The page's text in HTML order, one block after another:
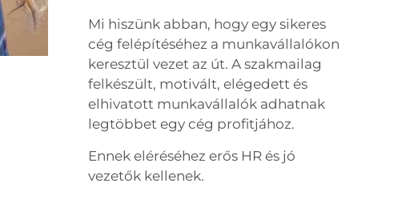
Mi hiszünk abban, hogy egy sikeres
cég felépítéséhez a munkavállalókon
keresztül vezet az út. A szakmailag
felkészült, motivált, elégedett és
elhivatott munkavállalók adhatnak
legtöbbet egy cég profitjához.
Ennek eléréséhez erős HR és jó
vezetők kellenek.